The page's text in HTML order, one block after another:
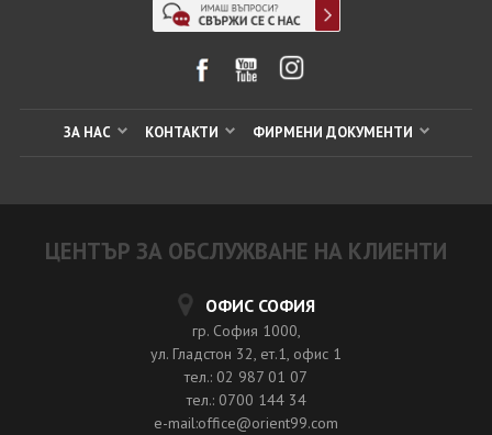
ЗА НАС КОНТАКТИ ФИРМЕНИ ДОКУМЕНТИ
ЦЕНТЪР ЗА ОБСЛУЖВАНЕ НА КЛИЕНТИ
ОФИС СОФИЯ
гр. София 1000,
ул. Гладстон 32, ет.1, офис 1
тел.: 02 987 01 07
тел.: 0700 144 34
e-mail:office@orient99.com